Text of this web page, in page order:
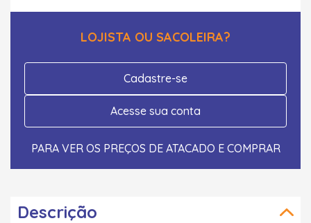
LOJISTA OU SACOLEIRA?
Cadastre-se
Acesse sua conta
PARA VER OS PREÇOS DE ATACADO E COMPRAR
Descrição